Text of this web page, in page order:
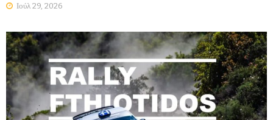
Ιούλ 29, 2026